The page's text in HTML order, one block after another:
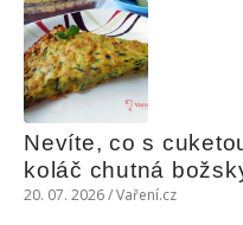
Nevíte, co s
koláč chutná
20. 07. 2026 / Vaření.cz